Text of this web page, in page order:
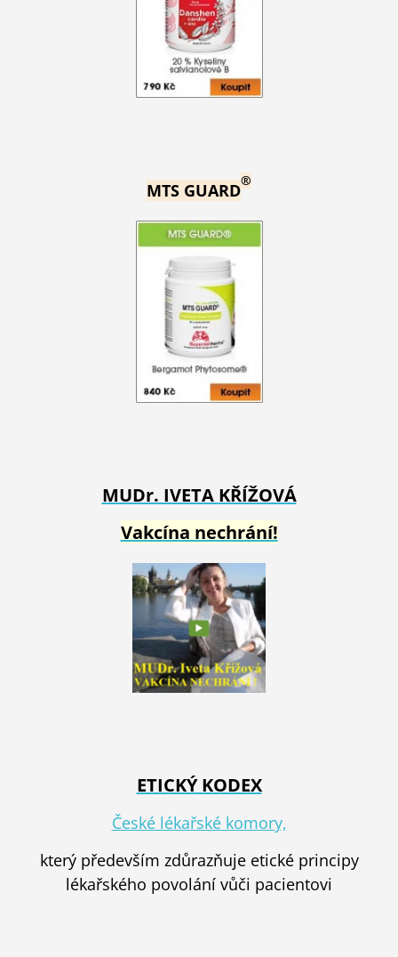
MTS GUARD®
MUDr. IVETA KŘÍŽOVÁ
Vakcína nechrání!
ETICKÝ KODEX
České lékařské komory,
který především zdůrazňuje etické principy
lékařského povolání vůči pacientovi